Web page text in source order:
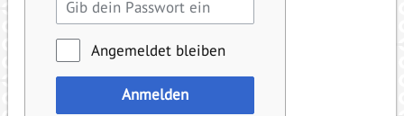
Angemeldet bleiben
Anmelden